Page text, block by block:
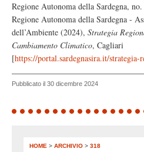
Regione Autonoma della Sardegna,
Regione Autonoma della Sardegna -
dell’Ambiente (2024), Strategia
Cambiamento Climatico, Cagliari
[https://portal.sardegnasira.it/strategia-
Pubblicato il 30 dicembre 2024
HOME > ARCHIVIO > 318